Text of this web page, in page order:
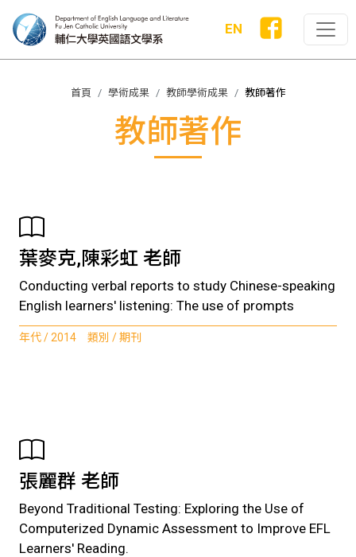
EN
首頁 學術成果 教師學術成果 教師著作
教師著作
葉麥克,陳彩虹 老師
Conducting verbal reports to study Chinese-speaking
English learners' listening: The use of prompts
年代 / 2014 類別 / 期刊
張麗群 老師
Beyond Traditional Testing: Exploring the Use of
Computerized Dynamic Assessment to Improve EFL
Learners' Reading.